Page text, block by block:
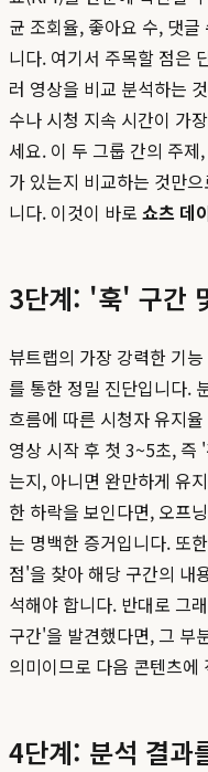
균 조회율, 좋아요 수, 댓
니다. 여기서 주목할 점은
러 영상을 비교 분석하는
수나 시청 지속 시간이 가
세요. 이 두 그룹 간의 주
가 있는지 비교하는 것만
니다. 이것이 바로 쇼츠 데
3단계: '훅' 구간
뷰트랩의 가장 강력한 기
를 통한 정밀 진단입니다.
흐름에 따른 시청자 유지
영상 시작 후 첫 3~5초, 즉
는지, 아니면 완만하게 유
한 하락을 보인다면, 오프
는 명백한 증거입니다. 또
점'을 찾아 해당 구간의 내
석해야 합니다. 반대로 그
구간'을 발견했다면, 그 부
의미이므로 다음 콘텐츠
4단계: 분석 결과